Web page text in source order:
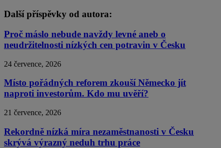
Další příspěvky od autora:
Proč máslo nebude navždy levné aneb o
neudržitelnosti nízkých cen potravin v Česku
24 července, 2026
Místo pořádných reforem zkouší Německo jít
naproti investorům. Kdo mu uvěří?
21 července, 2026
Rekordně nízká míra nezaměstnanosti v Česku
skrývá výrazný neduh trhu práce